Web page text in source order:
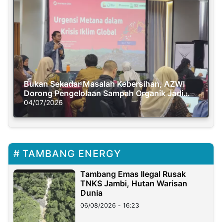
Bukan Sekadar Masalah Kebersihan, AZWI
Dorong Pengelolaan Sampah Organik Jadi
Solusi Krisis Iklim
04/07/2026
TAMBANG ENERGY
Tambang Emas Ilegal Rusak
TNKS Jambi, Hutan Warisan
Dunia
06/08/2026 - 16:23